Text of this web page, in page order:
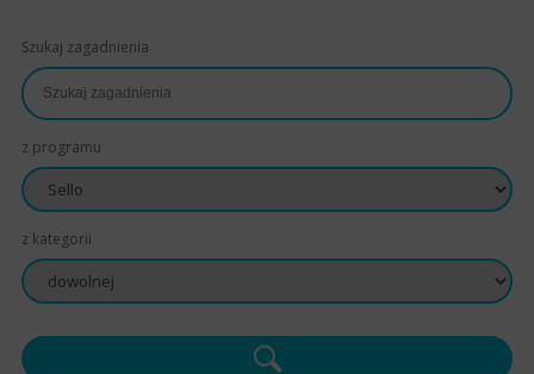
Szukaj zagadnienia
z programu
z kategorii